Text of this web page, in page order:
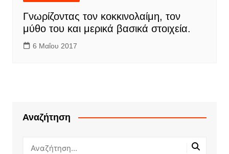
Γνωρίζοντας τον κοκκινολαίμη, τον
μύθο του και μερικά βασικά στοιχεία.
6 Μαΐου 2017
Αναζήτηση